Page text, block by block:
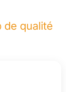
de qualité